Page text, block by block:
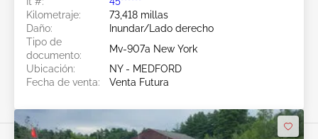
Kilometraje:
73,418 millas
Daño:
Inundar/Lado derecho
Tipo de
documento:
Mv-907a New York
Ubicación:
NY - MEDFORD
Fecha de venta:
Venta Futura